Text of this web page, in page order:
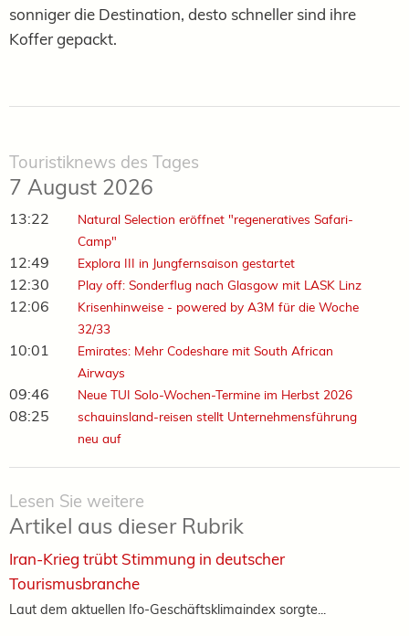
sonniger die Destination, desto schneller sind ihre
Koffer gepackt.
Touristiknews des Tages
7 August 2026
13:22
Natural Selection eröffnet "regeneratives Safari-
Camp"
12:49 Explora III in Jungfernsaison gestartet
12:30 Play off: Sonderflug nach Glasgow mit LASK Linz
12:06
Krisenhinweise - powered by A3M für die Woche
32/33
10:01
Emirates: Mehr Codeshare mit South African
Airways
09:46 Neue TUI Solo-Wochen-Termine im Herbst 2026
08:25
schauinsland-reisen stellt Unternehmensführung
neu auf
Lesen Sie weitere
Artikel aus dieser Rubrik
Iran-Krieg trübt Stimmung in deutscher
Tourismusbranche
Laut dem aktuellen Ifo-Geschäftsklimaindex sorgte...